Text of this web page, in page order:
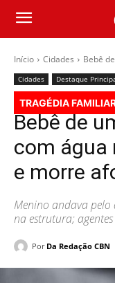
Início Cidades Bebê
Cidades Destaque
TRAGÉDIA
Bebê de
com água
e morre
Menino andava
na estrutura;
Por Da Redação CBN